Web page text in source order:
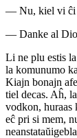
— Nu, kiel vi ĉi
— Danke al
Li ne plu estis
la komunumo
Kiajn bonajn
tiel decas. Aĥ,
vodkon, huraas
eĉ pri si mem,